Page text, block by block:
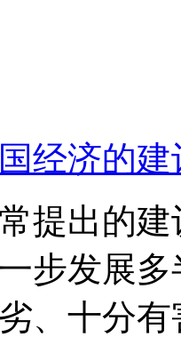
经济的
提出的
步发展
、十分